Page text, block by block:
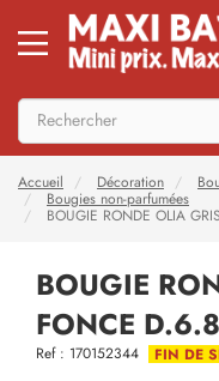
Accueil Décoration
Bougies non-parfumées
BOUGIE RONDE OLIA
BOUGIE
FONCE
Ref : 170152344 FIN DE